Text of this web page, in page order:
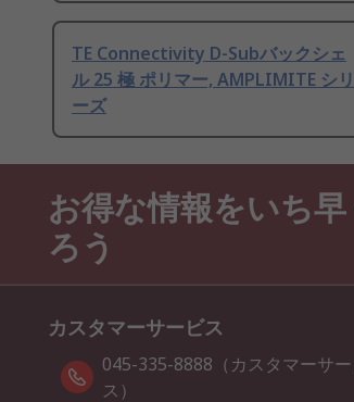
TE Connectivity D-Subバックシェ
ル 25 極 ポリマー, AMPLIMITE シリ
ーズ
お得な情報をいち
ろう
カスタマーサービス
045-335-8888（カスタマーサ
ス）